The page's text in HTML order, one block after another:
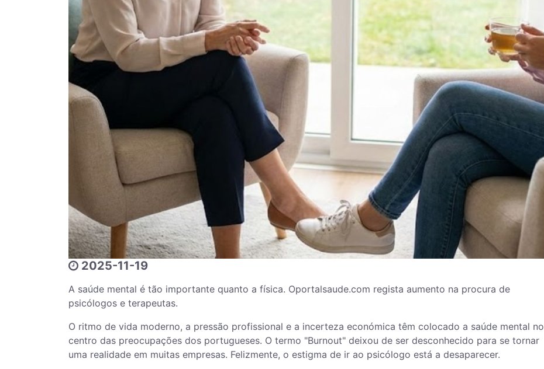
2025-11-19
A saúde mental é tão importante quanto a física. Oportalsaude.com regista aumento na procura de
psicólogos e terapeutas.
O ritmo de vida moderno, a pressão profissional e a incerteza económica têm colocado a saúde mental no
centro das preocupações dos portugueses. O termo "Burnout" deixou de ser desconhecido para se tornar
uma realidade em muitas empresas. Felizmente, o estigma de ir ao psicólogo está a desaparecer.